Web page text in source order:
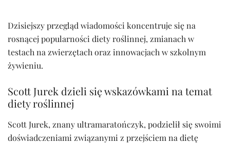
Dzisiejszy przegląd wiadomości koncentruje się na
rosnącej popularności diety roślinnej, zmianach w
testach na zwierzętach oraz innowacjach w szkolnym
żywieniu.
Scott Jurek dzieli się wskazówkami na temat
diety roślinnej
Scott Jurek, znany ultramaratończyk, podzielił się swoimi
doświadczeniami związanymi z przejściem na dietę